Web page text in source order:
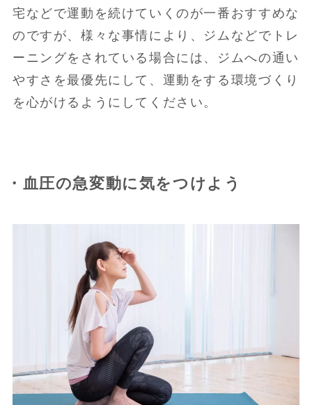
宅などで運動を続けていくのが一番おすすめな
のですが、様々な事情により、ジムなどでトレ
ーニングをされている場合には、ジムへの通い
やすさを最優先にして、運動をする環境づくり
を心がけるようにしてください。
・血圧の急変動に気をつけよう